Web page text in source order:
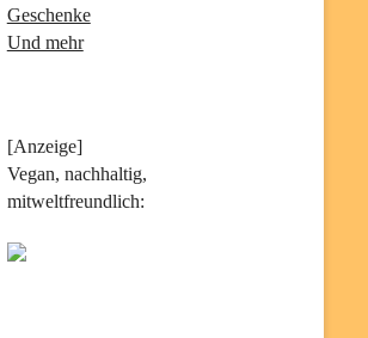
Geschenke
Und mehr
[Anzeige]
Vegan, nachhaltig,
mitweltfreundlich: